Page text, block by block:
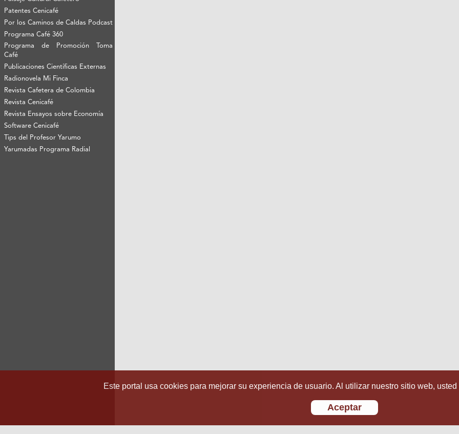
Patentes Cenicafé
Por los Caminos de Caldas Podcast
Programa Café 360
Programa de Promoción Toma
Café
Publicaciones Científicas Externas
Radionovela Mi Finca
Revista Cafetera de Colombia
Revista Cenicafé
Revista Ensayos sobre Economía
Software Cenicafé
Tips del Profesor Yarumo
Yarumadas Programa Radial
Este portal usa cookies para mejorar su experiencia de usuario. Al utilizar nuestro sitio web,
Aceptar